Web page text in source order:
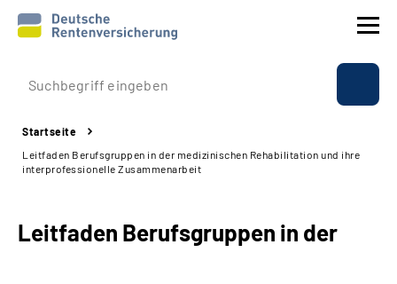
Prävention
Reha
Beratung & Kontakt
Startseite
Leitfaden Berufsgruppen in der medizinischen Rehabilitation und ihre
interprofessionelle Zusammenarbeit
Leitfaden Berufsgruppen in der